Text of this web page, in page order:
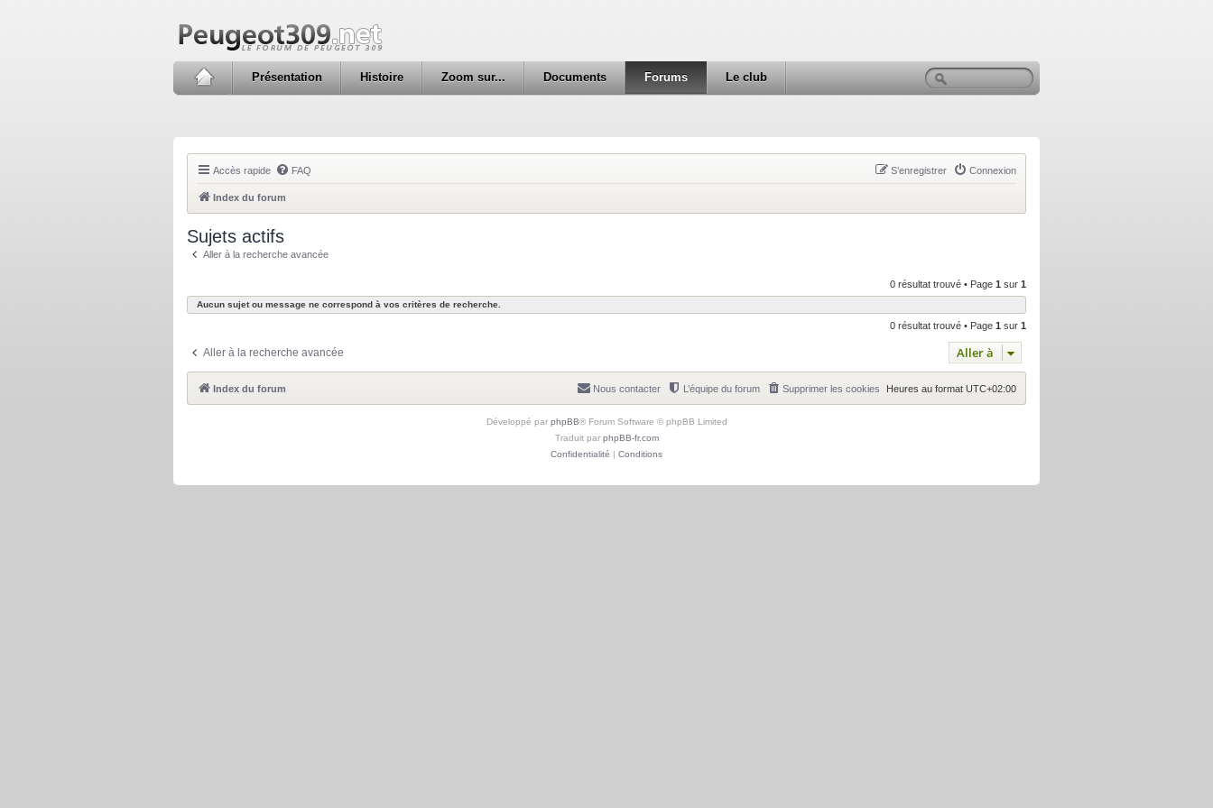
Présentation Histoire Zoom sur... Documents Forums Le club
Accès rapide FAQ Connexion
S’enregistrer
Index du forum
Sujets actifs
Aller à la recherche avancée
0 résultat trouvé • Page 1 sur 1
Aucun sujet ou message ne correspond à vos critères de recherche.
0 résultat trouvé • Page 1 sur 1
Aller à la recherche avancée Aller à
Index du forum Heures au format UTC+02:00
Supprimer les cookies
L’équipe du forum
Nous contacter
Développé par phpBB® Forum Software © phpBB Limited
Traduit par phpBB-fr.com
Confidentialité | Conditions